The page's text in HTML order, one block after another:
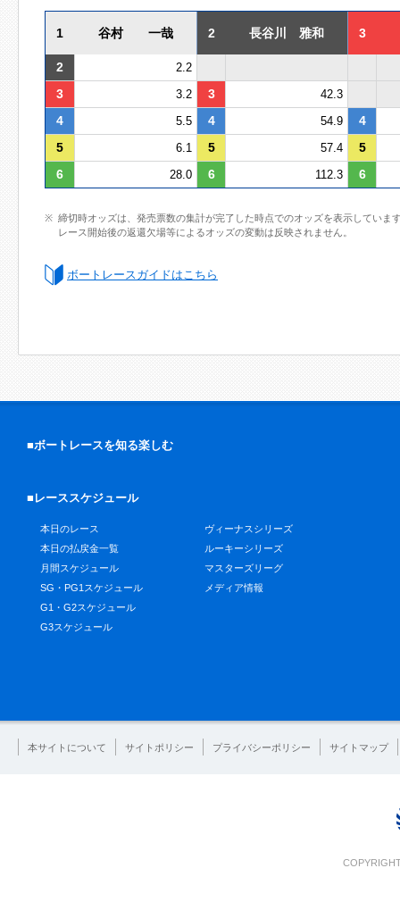
1 谷村 一哉 2 長谷川 雅和 3
2 2.2
3 3.2 3 42.3
4 5.5 4 54.9
4
5
6.1 5 57.4
5
6
28.0 6 112.3 6
締切時オッズは、発売票数の集計が完了した時点でのオッズを表示していま
レース開始後の返還欠場等によるオッズの変動は反映されません。
ボートレースガイドはこちら
■ボートレースを知る楽しむ
■レーススケジュール
本日のレース
本日の払戻金一覧
月間スケジュール
SG・PG1スケジュール
G1・G2スケジュール
G3スケジュール
ヴィーナスシリーズ
ルーキーシリーズ
マスターズリーグ
メディア情報
本サイトについて サイトポリシー プライバシーポリシー サイトマップ